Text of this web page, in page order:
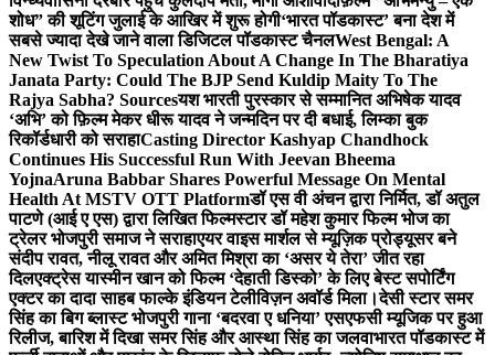
शोध” की शूटिंग जुलाई के आखिर में शुरू होगी‘भारत पॉडकास्ट’ बना देश में
सबसे ज्यादा देखे जाने वाला डिजिटल पॉडकास्ट चैनलWest Bengal: A
New Twist To Speculation About A Change In The Bharatiya
Janata Party: Could The BJP Send Kuldip Maity To The
Rajya Sabha? Sourcesयश भारती पुरस्कार से सम्मानित अभिषेक यादव
‘अभि’ को फ़िल्म मेकर धीरू यादव ने जन्मदिन पर दी बधाई, लिम्का बुक
रिकॉर्डधारी को सराहाCasting Director Kashyap Chandhock
Continues His Successful Run With Jeevan Bheema
YojnaAruna Babbar Shares Powerful Message On Mental
Health At MSTV OTT Platformडॉ एस वी अंचन द्वारा निर्मित, डॉ अतुल
पाटणे (आई ए एस) द्वारा लिखित फिल्मस्टार डॉ महेश कुमार फिल्म भोज का
ट्रेलर भोजपुरी समाज ने सराहाएयर वाइस मार्शल से म्यूज़िक प्रोड्यूसर बने
संदीप रावत, नीलू रावत और अमित मिश्रा का ‘असर ये तेरा’ जीत रहा
दिलएक्ट्रेस यास्मीन खान को फिल्म ‘देहाती डिस्को’ के लिए बेस्ट सपोर्टिंग
एक्टर का दादा साहब फाल्के इंडियन टेलीविज़न अवॉर्ड मिला।देसी स्टार समर
सिंह का बिग ब्लास्ट भोजपुरी गाना ‘बदरवा ए धनिया’ एसएफसी म्यूजिक पर हुआ
रिलीज, बारिश में दिखा समर सिंह और आस्था सिंह का जलवाभारत पॉडकास्ट में